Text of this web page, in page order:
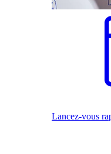
Lancez-vous